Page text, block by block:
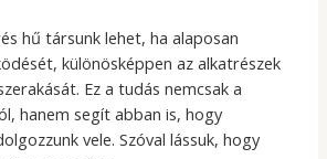
hű társunk lehet, ha alaposan
különösképpen az alkatrészek
Ez a tudás nemcsak a
hanem segít abban is, hogy
vele. Szóval lássuk, hogy